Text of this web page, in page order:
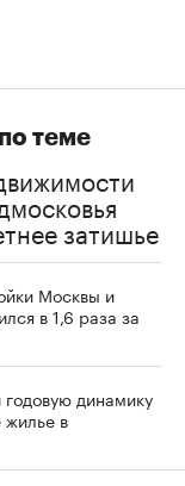
теме
затишье
Москвы и
в 1,6 раза за
динамику
жилье в